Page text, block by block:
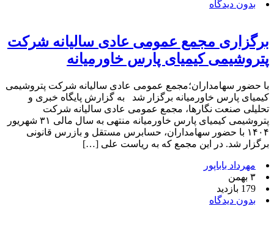
بدون دیدگاه
برگزاری مجمع عمومی عادی سالیانه شرکت
پتروشیمی کیمیای پارس خاورمیانه
با حضور سهامداران؛مجمع عمومی عادی سالیانه شرکت پتروشیمی
کیمیای پارس خاورمیانه برگزار شد به گزارش پایگاه خبری و
تحلیلی صنعت نگارها، مجمع عمومی عادی سالیانه شرکت
پتروشیمی کیمیای پارس خاورمیانه منتهی به سال مالی ۳۱ شهریور
۱۴۰۴ با حضور سهامداران، حسابرس مستقل و بازرس قانونی
برگزار شد. در این مجمع که به ریاست علی […]
مهرداد باباپور
۳ بهمن
179 بازدید
بدون دیدگاه